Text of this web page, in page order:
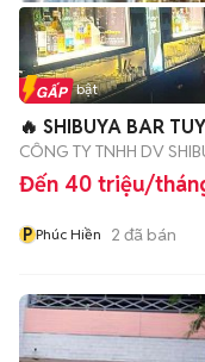
Tin nổi bật
🔥 SHIBUYA BAR
CÔNG TY TNHH DV
Đến 40 triệu/
P Phúc Hiền 2 đã bán